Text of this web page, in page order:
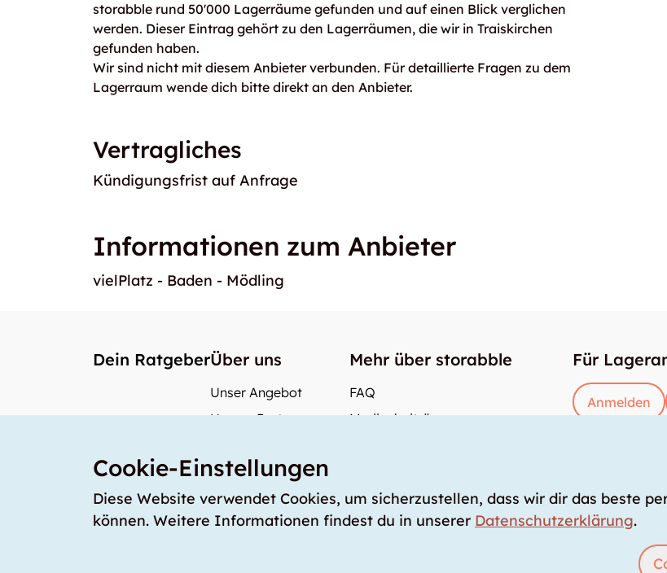
storabble rund 50'000 Lagerräume gefunden und auf einen Blick verglichen
werden. Dieser Eintrag gehört zu den Lagerräumen, die wir in Traiskirchen
gefunden haben.
Wir sind nicht mit diesem Anbieter verbunden. Für detaillierte Fragen zu dem
Lagerraum wende dich bitte direkt an den Anbieter.
Vertragliches
Kündigungsfrist auf Anfrage
Informationen zum Anbieter
vielPlatz - Baden - Mödling
Dein RatgeberÜber uns
Unser Angebot
Unsere Partner
Unsere Preise
storabble Schweiz
storabble Deutschland
Mehr über storabble
FAQ
Medienbeiträge
Für
Anmelden
Cookie-Einstellungen
Diese Website verwendet Cookies, um sicherzustellen, dass wir dir das beste
können. Weitere Informationen findest du in unserer Datenschutzerklärung.